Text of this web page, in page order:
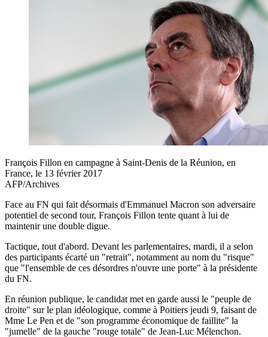
François Fillon en campagne à Saint-Denis de la Réunion, en
France, le 13 février 2017
AFP/Archives
Face au FN qui fait désormais d'Emmanuel Macron son adversaire
potentiel de second tour, François Fillon tente quant à lui de
maintenir une double digue.
Tactique, tout d'abord. Devant les parlementaires, mardi, il a selon
des participants écarté un "retrait", notamment au nom du "risque"
que "l'ensemble de ces désordres n'ouvre une porte" à la présidente
du FN.
En réunion publique, le candidat met en garde aussi le "peuple de
droite" sur le plan idéologique, comme à Poitiers jeudi 9, faisant de
Mme Le Pen et de "son programme économique de faillite" la
"jumelle" de la gauche "rouge totale" de Jean-Luc Mélenchon.